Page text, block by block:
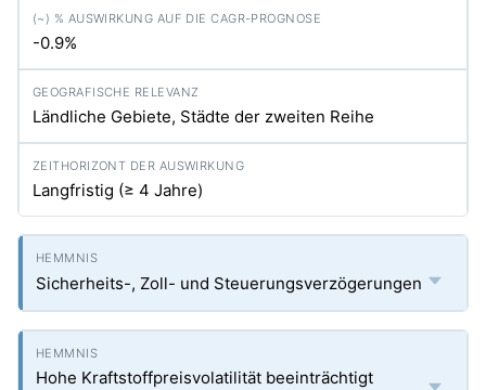
-0.9%
Ländliche Gebiete, Städte der zweiten Reihe
Langfristig (≥ 4 Jahre)
Sicherheits-, Zoll- und Steuerungsverzögerungen
Hohe Kraftstoffpreisvolatilität beeinträchtigt